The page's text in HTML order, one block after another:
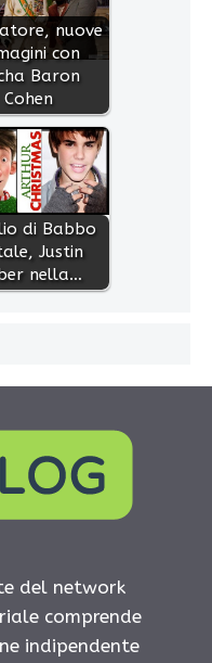
nuove
con
Baron
Cohen
di Babbo
Justin
nella…
del network
comprende
indipendente